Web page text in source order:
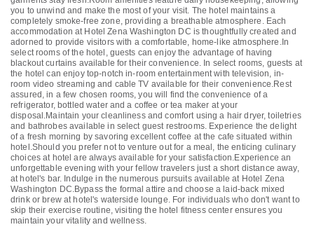
you to unwind and make the most of your visit. The hotel maintains a
completely smoke-free zone, providing a breathable atmosphere. Each
accommodation at Hotel Zena Washington DC is thoughtfully created and
adorned to provide visitors with a comfortable, home-like atmosphere.In
select rooms of the hotel, guests can enjoy the advantage of having
blackout curtains available for their convenience. In select rooms, guests at
the hotel can enjoy top-notch in-room entertainment with television, in-
room video streaming and cable TV available for their convenience.Rest
assured, in a few chosen rooms, you will find the convenience of a
refrigerator, bottled water and a coffee or tea maker at your
disposal.Maintain your cleanliness and comfort using a hair dryer, toiletries
and bathrobes available in select guest restrooms. Experience the delight
of a fresh morning by savoring excellent coffee at the cafe situated within
hotel.Should you prefer not to venture out for a meal, the enticing culinary
choices at hotel are always available for your satisfaction.Experience an
unforgettable evening with your fellow travelers just a short distance away,
at hotel's bar. Indulge in the numerous pursuits available at Hotel Zena
Washington DC.Bypass the formal attire and choose a laid-back mixed
drink or brew at hotel's waterside lounge. For individuals who don't want to
skip their exercise routine, visiting the hotel fitness center ensures you
maintain your vitality and wellness.